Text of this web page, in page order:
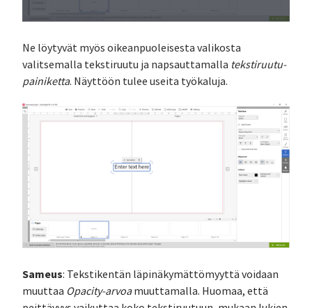
Ne löytyvät myös oikeanpuoleisesta valikosta
valitsemalla tekstiruutu ja napsauttamalla tekstiruutu-
painiketta. Näyttöön tulee useita työkaluja.
Sameus: Tekstikentän läpinäkymättömyyttä voidaan
muuttaa Opacity-arvoamuuttamalla. Huomaa, että